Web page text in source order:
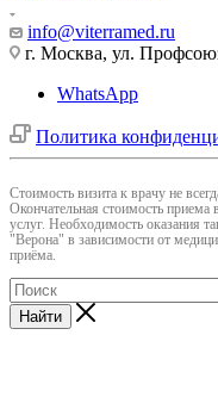
info@viterramed.ru
г. Москва, ул.
WhatsApp
Политика
Cтоимость визита к врачу не
Окончательная стоимость
услуг. Необходимость оказания
"Верона" в зависимости от
приёма.
Найти